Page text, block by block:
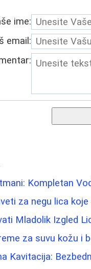
ime:
email:
Kompletan
za negu lica
Mladolik Izgled
za suvu kožu i
Kavitacija: